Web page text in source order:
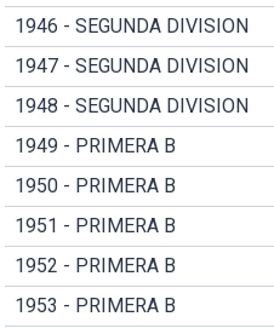
1946 - SEGUNDA DIVISION
1947 - SEGUNDA DIVISION
1948 - SEGUNDA DIVISION
1949 - PRIMERA B
1950 - PRIMERA B
1951 - PRIMERA B
1952 - PRIMERA B
1953 - PRIMERA B